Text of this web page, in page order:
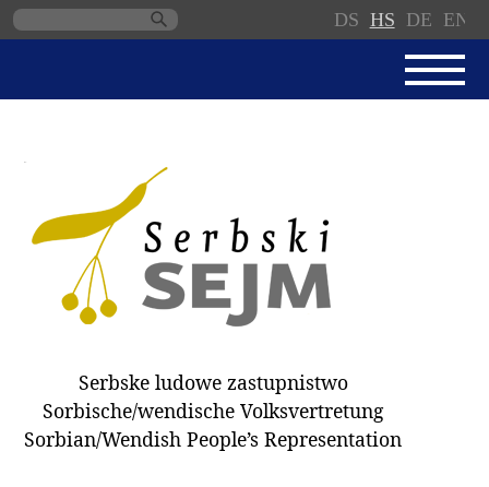
DS HS DE EN
SERBSKI SEJM
JEDNANSKI PORJAD
PROTOKOLE / WOBZAMKNJENJA
DARY
ZAPÓSŁANCY
WUBĚRKI
Serbske ludowe zastupnistwo
Sorbische/wendische Volksvertretung
Sorbian/Wendish People’s Representation